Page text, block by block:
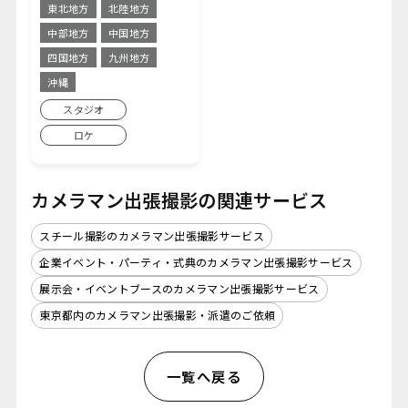
東北地方
北陸地方
中部地方
中国地方
四国地方
九州地方
沖縄
スタジオ
ロケ
カメラマン出張撮影の関連サービス
スチール撮影のカメラマン出張撮影サービス
企業イベント・パーティ・式典のカメラマン出張撮影サービス
展示会・イベントブースのカメラマン出張撮影サービス
東京都内のカメラマン出張撮影・派遣のご依頼
一覧へ戻る